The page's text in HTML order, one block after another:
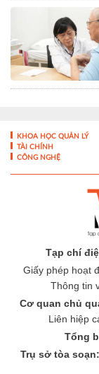
KHOA HỌC QUẢN LÝ
TÀI CHÍNH
CÔNG NGHỆ
Tạp chí
Giấy phép hoạt
Thông tin
Cơ quan chủ
Liên hiệp
Tổng
Trụ sở tòa soạn: